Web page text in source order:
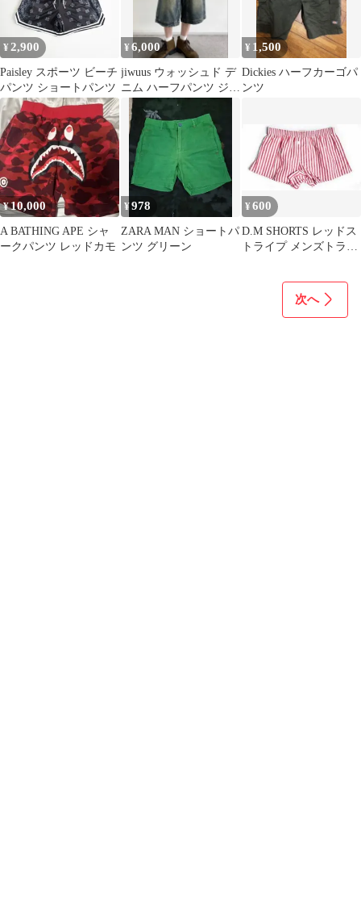
¥2,900
Paisley スポーツ ビーチ
パンツ ショートパンツ
¥6,000
jiwuus ウォッシュド デ
ニム ハーフパンツ ジョ
ーツmblueshop
¥ 1,500
Dickies ハーフカーゴパ
ンツ
¥10,000
A BATHING APE シャ
ークパンツ レッドカモ
¥978
ZARA MAN ショートパ
ンツ グリーン
¥600
D.M SHORTS レッドス
トライプ メンズトラン
次へ